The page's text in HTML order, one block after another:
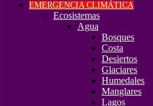
EMERGENCIA CLIMÁTICA
Ecosistemas
Agua
Bosques
Costa
Desiertos
Glaciares
Humedales
Manglares
Lagos